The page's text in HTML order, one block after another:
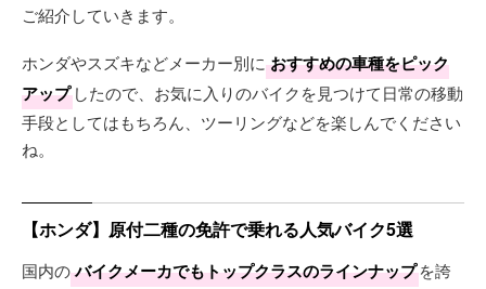
ご紹介していきます。
ホンダやスズキなどメーカー別に おすすめの車種をピック
アップ したので、お気に入りのバイクを見つけて日常の移動
手段としてはもちろん、ツーリングなどを楽しんでください
ね。
【ホンダ】原付二種の免許で乗れる人気バイク5選
国内のバイクメーカでもトップクラスのラインナップを誇